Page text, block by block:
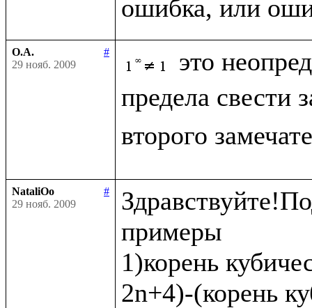
О.А.
#
29 нояб. 2009
это
предела свести
второго
NataliOo
#
29 нояб. 2009
примеры
1)корень
2n+4)-(корень